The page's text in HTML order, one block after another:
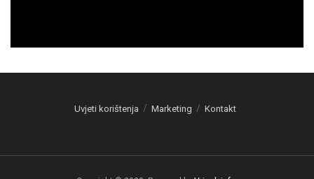
Uvjeti korištenja Marketing Kontakt